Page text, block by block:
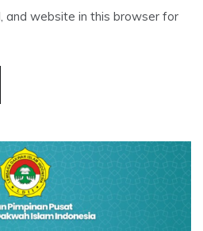
and website in this browser for